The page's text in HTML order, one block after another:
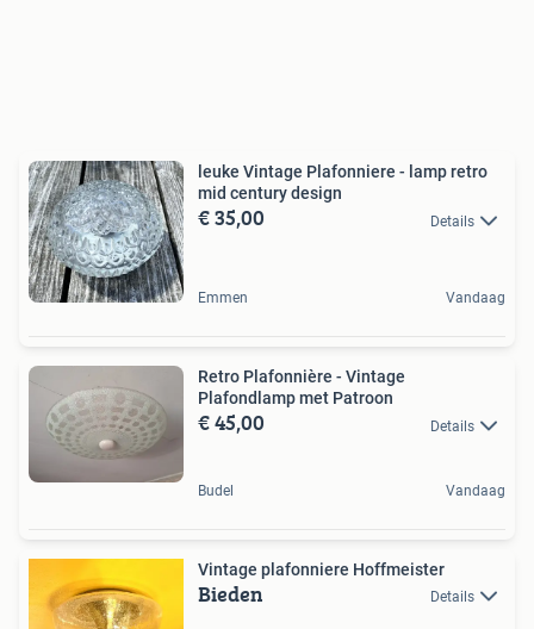
leuke Vintage Plafonniere - lamp retro
mid century design
€ 35,00 Details
Emmen Vandaag
Retro Plafonnière - Vintage
Plafondlamp met Patroon
€ 45,00 Details
Budel Vandaag
Vintage plafonniere Hoffmeister
Bieden Details